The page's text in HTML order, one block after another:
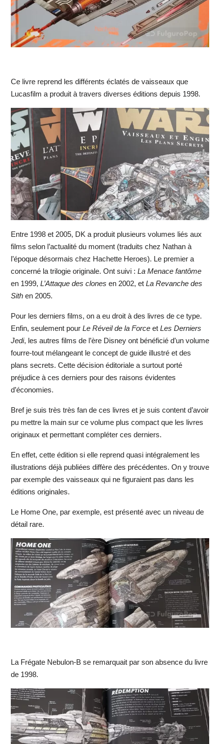
Ce livre reprend les différents éclatés de vaisseaux que
Lucasfilm a produit à travers diverses éditions depuis 1998.
Entre 1998 et 2005, DK a produit plusieurs volumes liés aux
films selon l’actualité du moment (traduits chez Nathan à
l’époque désormais chez Hachette Heroes). Le premier a
concerné la trilogie originale. Ont suivi : La Menace fantôme
en 1999, L’Attaque des clones en 2002, et La Revanche des
Sithen 2005.
Pour les derniers films, on a eu droit à des livres de ce type.
Enfin, seulement pourLe Réveil de la Forceet Les Derniers
Jedi, les autres films de l’ère Disney ont bénéficié d’un volume
fourre-tout mélangeant le concept de guide illustré et des
plans secrets. Cette décision éditoriale a surtout porté
préjudice à ces derniers pour des raisons évidentes
d’économies.
Bref je suis très très fan de ces livres et je suis content d’avoir
pu mettre la main sur ce volume plus compact que les livres
originaux et permettant compléter ces derniers.
En effet, cette édition si elle reprend quasi intégralement les
illustrations déjà publiées diffère des précédentes. On y trouve
par exemple des vaisseaux qui ne figuraient pas dans les
éditions originales.
Le Home One, par exemple, est présenté avec un niveau de
détail rare.
La Frégate Nebulon-B se remarquait par son absence du livre
de 1998.